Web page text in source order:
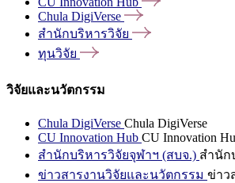
Chula DigiVerse
สำนักบริหารวิจัย
ทุนวิจัย
วิจัยและนวัตกรรม
Chula DigiVerse Chula DigiVerse
CU Innovation Hub CU Innovation
สำนักบริหารวิจัยจุฬาฯ (สบจ.) สำนัก
ข่าวสารงานวิจัยและนวัตกรรม ข่าว